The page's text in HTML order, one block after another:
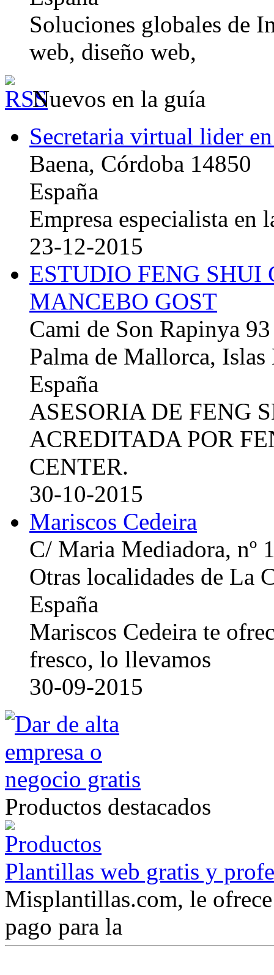
Soluciones globales de
web, diseño web,
Nuevos en la guía
Secretaria virtual lider
Baena, Córdoba 14850
España
Empresa especialista en
23-12-2015
ESTUDIO FENG
MANCEBO GOST
Cami de Son Rapinya 93
Palma de Mallorca, Islas
España
ASESORIA DE FENG
ACREDITADA POR
CENTER.
30-10-2015
Mariscos Cedeira
C/ Maria Mediadora, nº
Otras localidades de La
España
Mariscos Cedeira te
fresco, lo llevamos
30-09-2015
Productos destacados
Plantillas web gratis y
Misplantillas.com, le
pago para la